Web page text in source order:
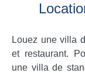
Louez une villa
et restaurant.
une villa de